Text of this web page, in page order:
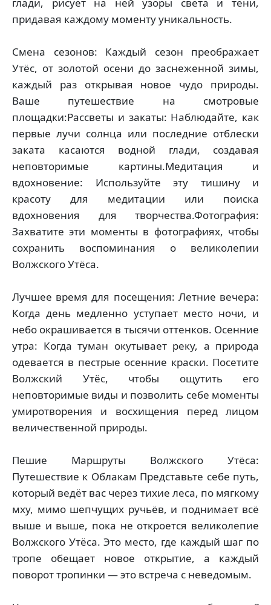
придавая каждому моменту уникальность.
Смена сезонов: Каждый сезон преображает
Утёс, от золотой осени до заснеженной зимы,
каждый раз открывая новое чудо природы.
Ваше путешествие на смотровые
площадки:Рассветы и закаты: Наблюдайте, как
первые лучи солнца или последние отблески
заката касаются водной глади, создавая
неповторимые картины.Медитация и
вдохновение: Используйте эту тишину и
красоту для медитации или поиска
вдохновения для творчества.Фотография:
Захватите эти моменты в фотографиях, чтобы
сохранить воспоминания о великолепии
Волжского Утёса.
Лучшее время для посещения: Летние вечера:
Когда день медленно уступает место ночи, и
небо окрашивается в тысячи оттенков. Осенние
утра: Когда туман окутывает реку, а природа
одевается в пестрые осенние краски. Посетите
Волжский Утёс, чтобы ощутить его
неповторимые виды и позволить себе моменты
умиротворения и восхищения перед лицом
величественной природы.
Пешие Маршруты Волжского Утёса:
Путешествие к Облакам Представьте себе путь,
который ведёт вас через тихие леса, по мягкому
мху, мимо шепчущих ручьёв, и поднимает всё
выше и выше, пока не откроется великолепие
Волжского Утёса. Это место, где каждый шаг по
тропе обещает новое открытие, а каждый
поворот тропинки — это встреча с неведомым.